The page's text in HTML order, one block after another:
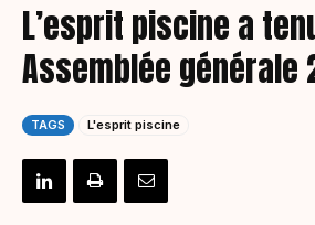
L’esprit piscine a
Assemblée générale
TAGS L'esprit piscine